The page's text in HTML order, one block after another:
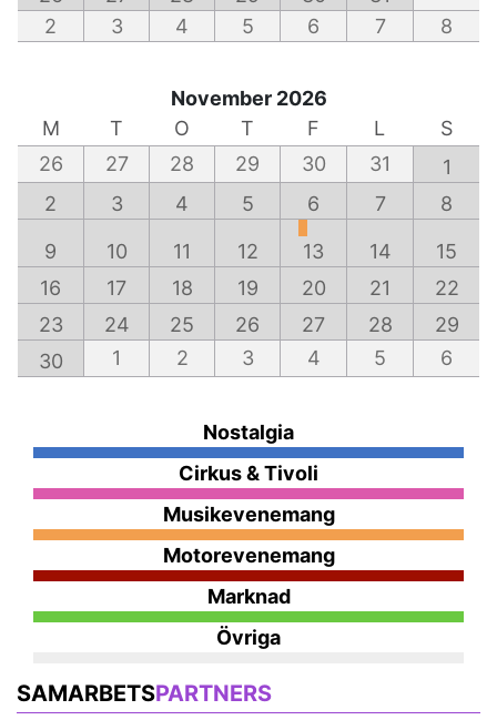
2
3 4 5 6 7 8
November 2026
M
T O T F L
S
26
27 28 29 30 31
1
2
3 4 5 6 7 8
9 10 11 12 13 14
15
16
17 18 19 20 21
22
23
24 25 26 27 28
29
30
1 2 3 4 5 6
Nostalgia
Cirkus & Tivoli
Musikevenemang
Motorevenemang
Marknad
Övriga
SAMARBETSPARTNERS